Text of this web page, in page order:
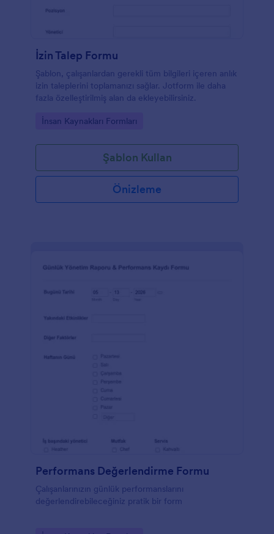
İzin Talep Formu
Şablon, çalışanlardan gerekli tüm bilgileri içeren anlık
izin taleplerini toplamanızı sağlar. Jotform ile daha
fazla özelleştirilmiş alan da ekleyebilirsiniz.
Go to Category:
İnsan Kaynakları Formları
Şablon Kullan
Önizleme
Performans Değerlendirme Formu
Çalışanlarınızın günlük performanslarını
değerlendirebileceğiniz pratik bir form